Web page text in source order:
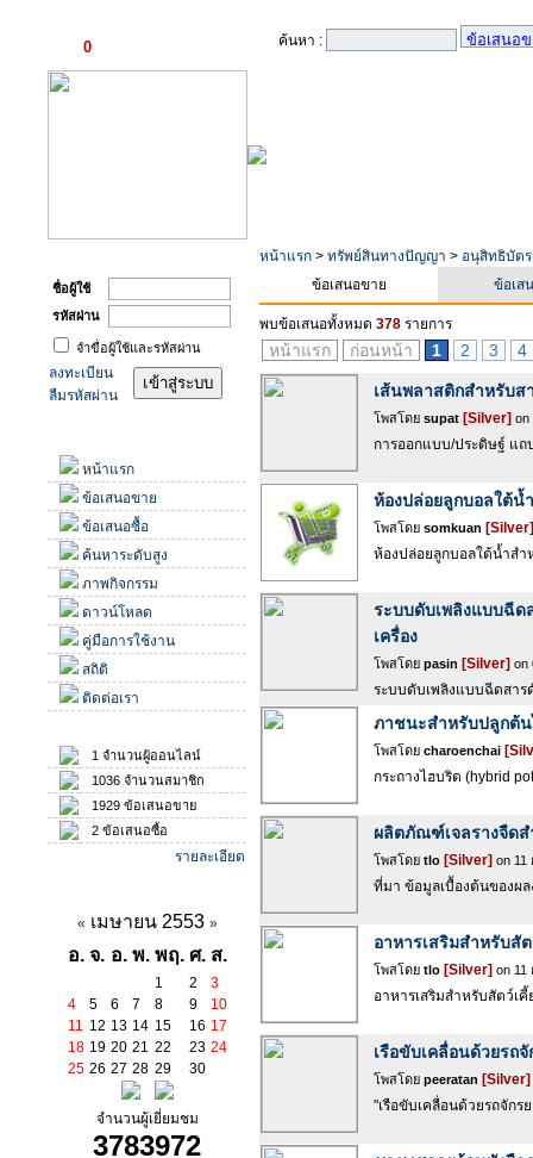
0
ค้นหา :
ชื่อผู้ใช้
รหัสผ่าน
จำขื่อผู้ใช้และรหัสผ่าน
ลงทะเบียน
ลืมรหัสผ่าน
หน้าแรก
ข้อเสนอขาย
ข้อเสนอซื้อ
ค้นหาระดับสูง
ภาพกิจกรรม
ดาวน์โหลด
คู่มือการใช้งาน
สถิติ
ติดต่อเรา
1 จำนวนผู้ออนไลน์
1036 จำนวนสมาชิก
1929 ข้อเสนอขาย
2 ข้อเสนอซื้อ
รายละเอียด
« เมษายน 2553 »
อ. จ. อ. พ. พฤ. ศ. ส.
1 2
3
4
5 6 7 8 9
10
11 12 13 14 15 16 17
18 19 20 21 22 23 24
25 26 27 28 29 30
จำนวนผู้เยี่ยมชม
3783972
หน้าแรก > ทรัพย์สินทางปัญญา > อนุสิทธิบัตร
ข้อเสนอขาย
ข้อเส
พบข้อเสนอทั้งหมด 378 รายการ
หน้าแรก ก่อนหน้า 1 2 3 4
เส้นพลาสติกสำหรับส
โพสโดย supat [Silver] on
การออกแบบ/ประดิษฐ์ แ
ห้องปล่อยลูกบอลใต้น้
โพสโดย somkuan [Silver]
ห้องปล่อยลูกบอลใต้น้ำสำ
ระบบดับเพลิงแบบฉีด
เครื่อง
โพสโดย pasin [Silver] on
ระบบดับเพลิงแบบฉีดสาร
ภาชนะสำหรับปลูกต้น
โพสโดย charoenchai
กระถางไฮบริด (hybrid
ผลิตภัณฑ์เจลรางจืดส
โพสโดย tlo [Silver] on 11
ที่มา ข้อมูลเบื้องต้นของผ
อาหารเสริมสำหรับสั
โพสโดย tlo [Silver] on 11
อาหารเสริมสำหรับสัตว์เ
เรือขับเคลื่อนด้วยรถ
โพสโดย peeratan [Silver]
"เรือขับเคลื่อนด้วยรถจัก